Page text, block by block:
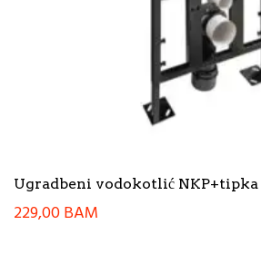
Ugradbeni vodokotlić NKP+tipka
229,00BAM